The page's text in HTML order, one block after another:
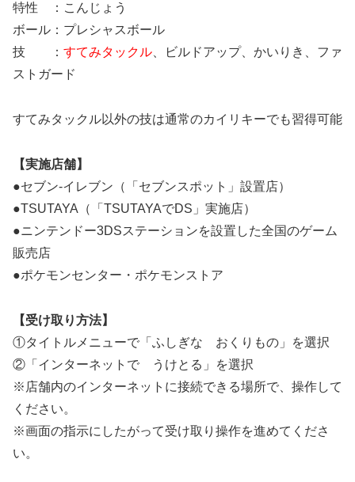
特性 ：こんじょう
ボール：プレシャスボール
技 ： すてみタックル 、ビルドアップ、かいりき、ファ
ストガード
すてみタックル以外の技は通常のカイリキーでも習得可能
【実施店舗】
●セブン-イレブン（「セブンスポット」設置店）
●TSUTAYA（「TSUTAYAでDS」実施店）
●ニンテンドー3DSステーションを設置した全国のゲーム
販売店
●ポケモンセンター・ポケモンストア
【受け取り方法】
①タイトルメニューで「ふしぎな おくりもの」を選択
②「インターネットで うけとる」を選択
※店舗内のインターネットに接続できる場所で、操作して
ください。
※画面の指示にしたがって受け取り操作を進めてくださ
い。